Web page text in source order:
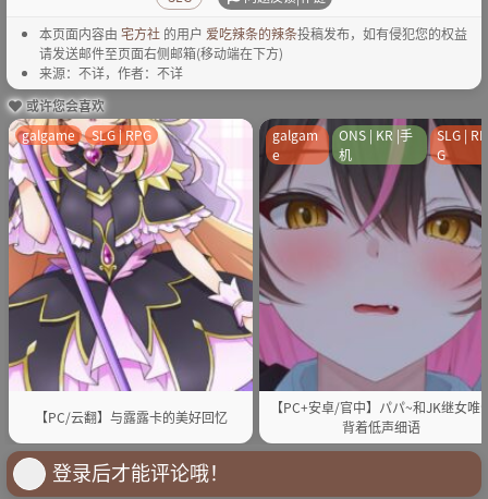
本页面内容由 宅方社 的用户 爱吃辣条的辣条投稿发布，如有侵犯您的权益
请发送邮件至页面右侧邮箱(移动端在下方)
来源：不详，作者：不详
或许您会喜欢
【PC/云翻】与露露卡的美好回忆
galgame SLG | RPG
【PC+安卓/官中】パパ~和JK继女唯
背着低声细语
galgam
e
ONS | KR |手
机
SLG | RP
G
登录后才能评论哦！